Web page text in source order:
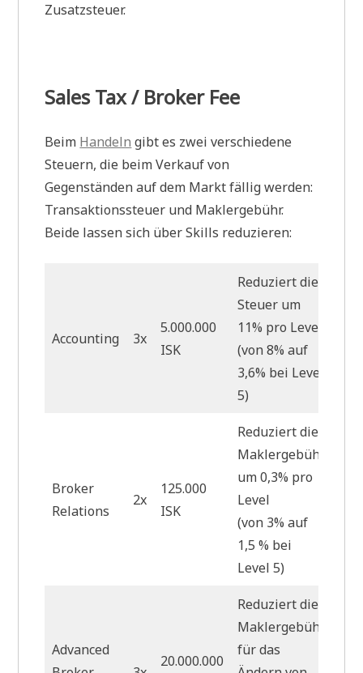
Zusatzsteuer.
Sales Tax / Broker Fee
Beim Handeln gibt es zwei verschiedene
Steuern, die beim Verkauf von
Gegenständen auf dem Markt fällig werden:
Transaktionssteuer und Maklergebühr.
Beide lassen sich über Skills reduzieren:
Accounting 3x
5.000.000
ISK
Reduziert die
Steuer um
11% pro Level
(von 8% auf
3,6% bei Level
5)
Broker
Relations
2x
125.000
ISK
Reduziert die
Maklergebühr
um 0,3% pro
Level
(von 3% auf
1,5 % bei
Level 5)
Advanced
20.000.000
Reduziert die
Maklergebühr
für das